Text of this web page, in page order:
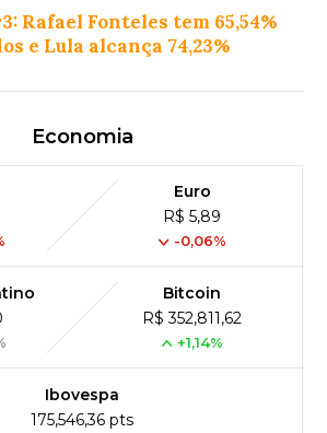
Rafael Fonteles tem 65,54%
e Lula alcança 74,23%
Economia
Euro
R$ 5,89
-0,06%
Bitcoin
R$ 352,811,62
+1,14%
Ibovespa
175,546,36 pts